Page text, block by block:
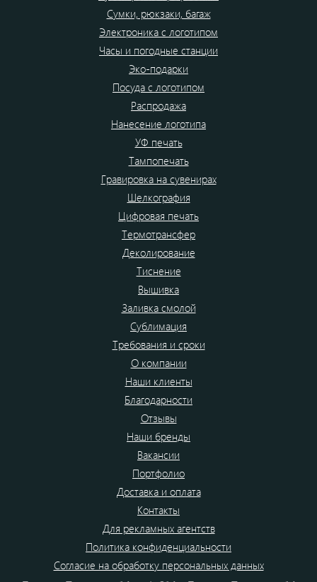
Сумки, рюкзаки, багаж
Электроника с логотипом
Часы и погодные станции
Эко-подарки
Посуда с логотипом
Распродажа
Нанесение логотипа
УФ печать
Тампопечать
Гравировка на сувенирах
Шелкография
Цифровая печать
Термотрансфер
Деколирование
Тиснение
Вышивка
Заливка смолой
Сублимация
Требования и сроки
О компании
Наши клиенты
Благодарности
Отзывы
Наши бренды
Вакансии
Портфолио
Доставка и оплата
Контакты
Для рекламных агентств
Политика конфиденциальности
Согласие на обработку персональных данных